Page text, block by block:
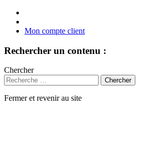
Mon compte client
Rechercher un contenu :
Chercher
Fermer et revenir au site